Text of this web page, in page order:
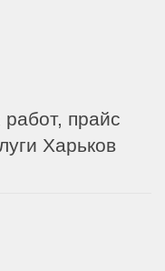
прайс
Харьков